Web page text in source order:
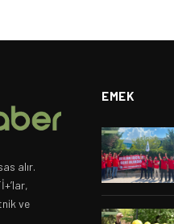
alır.
ve
EMEK